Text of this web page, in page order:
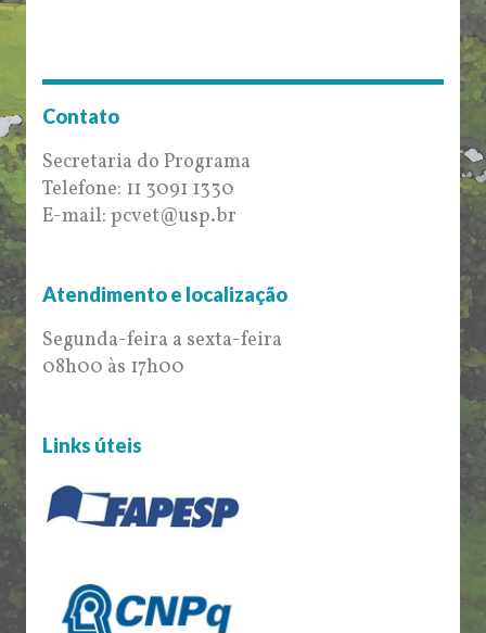
Contato
Secretaria do Programa
Telefone: 11 3091 1330
E-mail: pcvet@usp.br
Atendimento e localização
Segunda-feira a sexta-feira
08h00 às 17h00
Links úteis